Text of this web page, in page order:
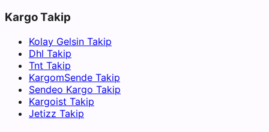
Kargo Takip
Kolay Gelsin Takip
Dhl Takip
Tnt Takip
KargomSende Takip
Sendeo Kargo Takip
Kargoist Takip
Jetizz Takip